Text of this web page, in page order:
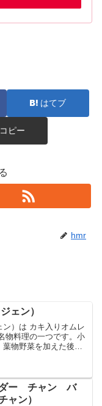
はてブ
コピー
hmr
ェン）
ン）は カキ入りオムレ
物料理の一つです。小
物野菜を加えた後、
似た粉物の料理に近
ダー チャン バ
ン）